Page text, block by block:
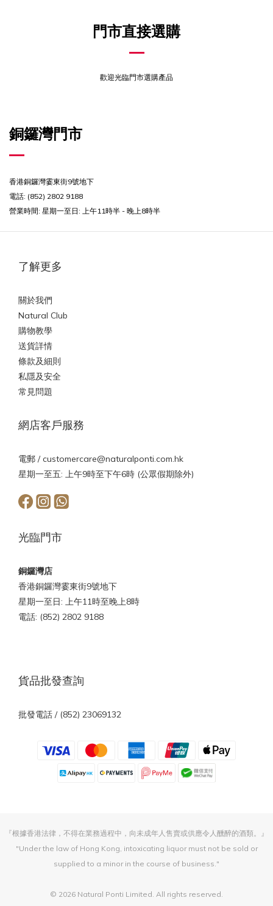
門市直接選購
歡迎光臨門市選購產品
銅鑼灣門市
香港銅鑼灣霎東街9號地下
電話: (852) 2802 9188
營業時間: 星期一至日: 上午11時半 - 晚上8時半
了解更多
關於我們
Natural Club
購物教學
送貨詳情
條款及細則
私隱及安全
常見問題
網店客戶服務
電郵 /customercare@naturalponti.com.hk
星期一至五: 上午9時至下午6時 (公眾假期除外)
光臨門市
銅鑼灣店
香港銅鑼灣霎東街9號地下
星期一至日: 上午11時至晚上8時
電話: (852) 2802 9188
貨品批發查詢
批發電話 / (852) 23069132
『根據香港法律，不得在業務過程中，向未成年人售賣或供應令人醺醉的酒類。』
"Under the law of Hong Kong, intoxicating liquor must not be sold or
supplied to a minor in the course of business."
© 2026 Natural Ponti Limited. All rights reserved.